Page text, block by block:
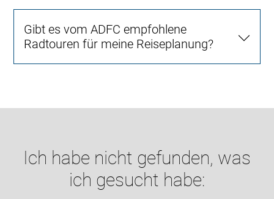
Gibt es vom ADFC empfohlene
Radtouren für meine Reiseplanung?
Ich habe nicht gefunden, was
ich gesucht habe: